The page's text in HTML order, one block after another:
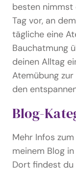
besten nimmst
Tag vor, an
tägliche eine
Bauchatmung
deinen Alltag
Atemübung
den
Blog-
Mehr Infos
meinem Blog
Dort findest du